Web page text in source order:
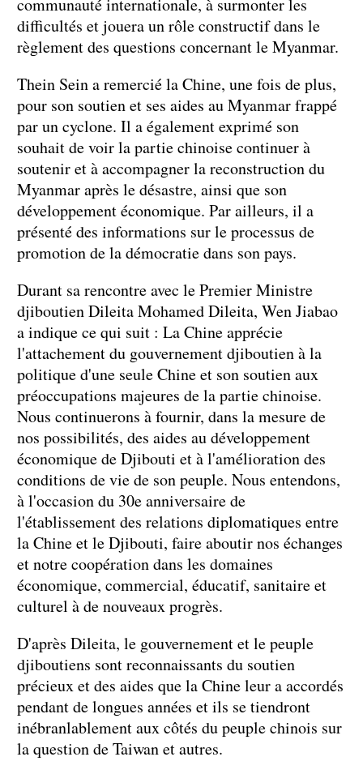
communauté internationale, à surmonter les
difficultés et jouera un rôle constructif dans le
règlement des questions concernant le Myanmar.
Thein Sein a remercié la Chine, une fois de plus,
pour son soutien et ses aides au Myanmar frappé
par un cyclone. Il a également exprimé son
souhait de voir la partie chinoise continuer à
soutenir et à accompagner la reconstruction du
Myanmar après le désastre, ainsi que son
développement économique. Par ailleurs, il a
présenté des informations sur le processus de
promotion de la démocratie dans son pays.
Durant sa rencontre avec le Premier Ministre
djiboutien Dileita Mohamed Dileita, Wen Jiabao
a indique ce qui suit : La Chine apprécie
l'attachement du gouvernement djiboutien à la
politique d'une seule Chine et son soutien aux
préoccupations majeures de la partie chinoise.
Nous continuerons à fournir, dans la mesure de
nos possibilités, des aides au développement
économique de Djibouti et à l'amélioration des
conditions de vie de son peuple. Nous entendons,
à l'occasion du 30e anniversaire de
l'établissement des relations diplomatiques entre
la Chine et le Djibouti, faire aboutir nos échanges
et notre coopération dans les domaines
économique, commercial, éducatif, sanitaire et
culturel à de nouveaux progrès.
D'après Dileita, le gouvernement et le peuple
djiboutiens sont reconnaissants du soutien
précieux et des aides que la Chine leur a accordés
pendant de longues années et ils se tiendront
inébranlablement aux côtés du peuple chinois sur
la question de Taiwan et autres.